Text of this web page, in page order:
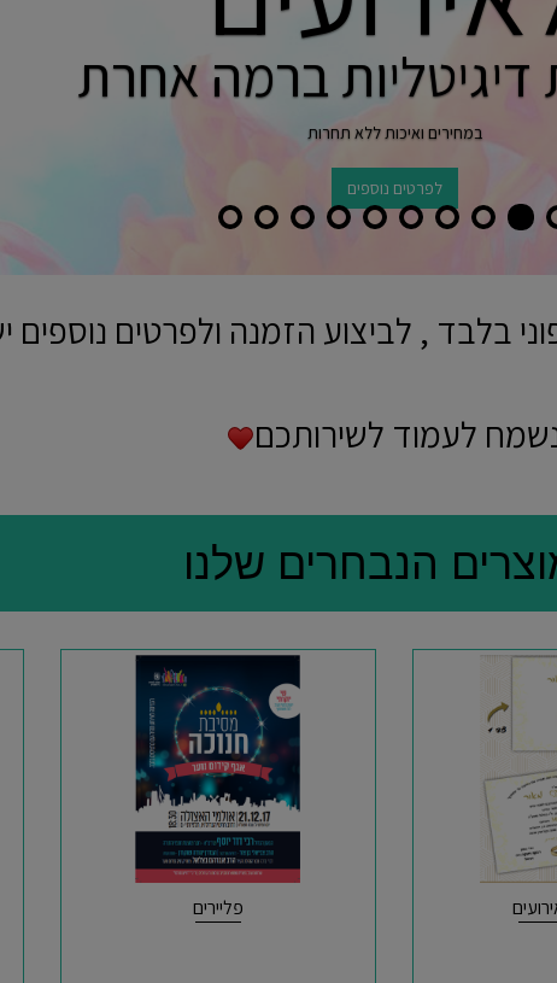
ברמה אחרת
במחירים ואיכות ללא תחרות
לפרטים נוספים
בלבד , לביצוע הזמנה ולפרטים
לעמוד לשירותכם
הנבחרים שלנו
פליירים